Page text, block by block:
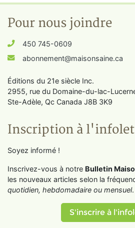
Pour nous joindre
450 745-0609
abonnement@maisonsaine.ca
Éditions du 21e siècle Inc.
2955, rue du Domaine-du-lac-
Ste-Adèle, Qc Canada J8B 3K9
Inscription à
Soyez informé !
Inscrivez-vous à notre Bulletin
les nouveaux articles selon la
quotidien, hebdomadaire ou mensuel.
S'inscrire à